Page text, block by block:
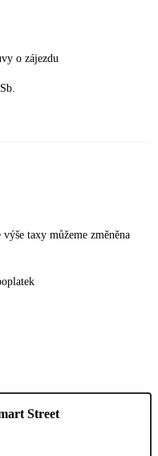
o zájezdu
taxy můžeme změněna
Street